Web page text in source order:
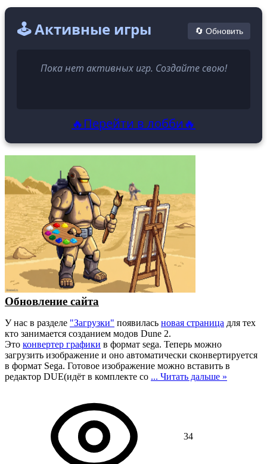
🕹️ Активные игры 🔄 Обновить
Пока нет активных игр. Создайте свою!
🔥Перейти в лобби🔥
Обновление сайта
У нас в разделе "Загрузки" появилась новая страница для тех
кто занимается созданием модов Dune 2.
Это конвертер графики в формат sega. Теперь можно
загрузить изображение и оно автоматически сконвертируется
в формат Sega. Готовое изображение можно вставить в
редактор DUE(идёт в комплекте со ... Читать дальше »
34